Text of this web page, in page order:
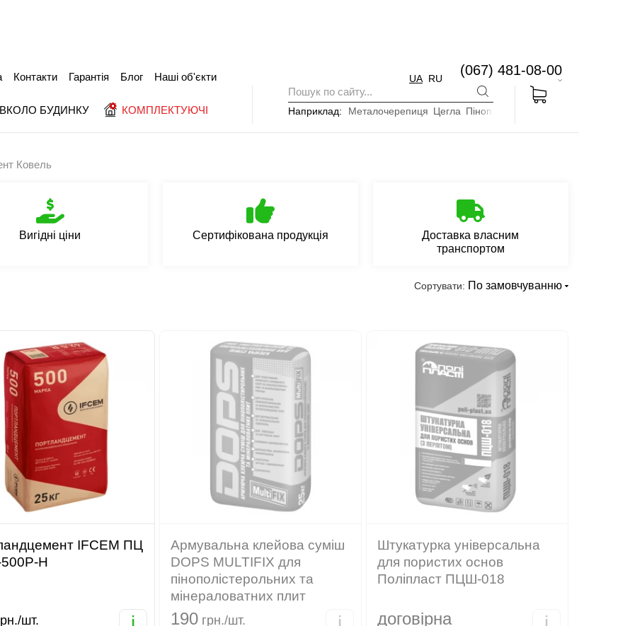
Наприклад: Металочерепиця Цегла Пінопласт
БУДИНКУ КОМПЛЕКТУЮЧІ
(067) 481-08-00
Контакти Гарантія Блог Наші об'єкти UA RU
Ковель
Вигідні ціни Сертифікована продукція
Доставка власним
транспортом
Сортувати: По замовчуванню
IFCEM ПЦ
500Р-Н
шт.
Армувальна клейова суміш
DOPS MULTIFIX для
пінополістерольних та
мінераловатних плит
190грн./шт.
Штукатурка універсальна
для пористих основ
Поліпласт ПЦШ-018
договірна